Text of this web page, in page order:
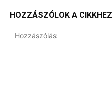
HOZZÁSZÓLOK A CIKKHEZ